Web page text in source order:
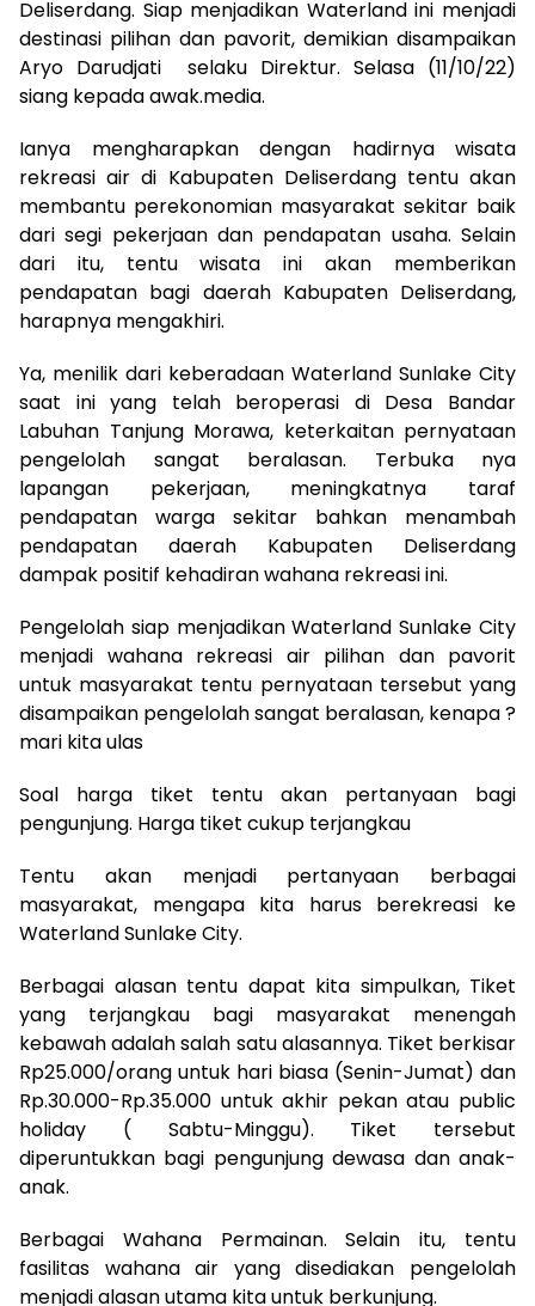
Deliserdang. Siap menjadikan Waterland ini menjadi
destinasi pilihan dan pavorit, demikian disampaikan
Aryo Darudjati selaku Direktur. Selasa (11/10/22)
siang kepada awak.media.
Ianya mengharapkan dengan hadirnya wisata
rekreasi air di Kabupaten Deliserdang tentu akan
membantu perekonomian masyarakat sekitar baik
dari segi pekerjaan dan pendapatan usaha. Selain
dari itu, tentu wisata ini akan memberikan
pendapatan bagi daerah Kabupaten Deliserdang,
harapnya mengakhiri.
Ya, menilik dari keberadaan Waterland Sunlake City
saat ini yang telah beroperasi di Desa Bandar
Labuhan Tanjung Morawa, keterkaitan pernyataan
pengelolah sangat beralasan. Terbuka nya
lapangan pekerjaan, meningkatnya taraf
pendapatan warga sekitar bahkan menambah
pendapatan daerah Kabupaten Deliserdang
dampak positif kehadiran wahana rekreasi ini.
Pengelolah siap menjadikan Waterland Sunlake City
menjadi wahana rekreasi air pilihan dan pavorit
untuk masyarakat tentu pernyataan tersebut yang
disampaikan pengelolah sangat beralasan, kenapa ?
mari kita ulas
Soal harga tiket tentu akan pertanyaan bagi
pengunjung. Harga tiket cukup terjangkau
Tentu akan menjadi pertanyaan berbagai
masyarakat, mengapa kita harus berekreasi ke
Waterland Sunlake City.
Berbagai alasan tentu dapat kita simpulkan, Tiket
yang terjangkau bagi masyarakat menengah
kebawah adalah salah satu alasannya. Tiket berkisar
Rp25.000/orang untuk hari biasa (Senin-Jumat) dan
Rp.30.000-Rp.35.000 untuk akhir pekan atau public
holiday ( Sabtu-Minggu). Tiket tersebut
diperuntukkan bagi pengunjung dewasa dan anak-
anak.
Berbagai Wahana Permainan. Selain itu, tentu
fasilitas wahana air yang disediakan pengelolah
menjadi alasan utama kita untuk berkunjung.